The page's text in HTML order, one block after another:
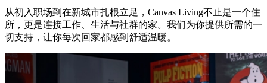
从初入职场到在新城市扎根立足，Canvas Living不止是一个住
所，更是连接工作、生活与社群的家。我们为你提供所需的一
切支持，让你每次回家都感到舒适温暖。